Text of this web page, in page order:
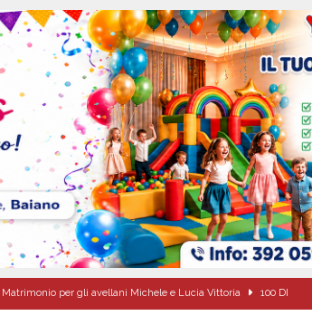
Matrimonio per gli avellani Michele e Lucia Vittoria 100 DI